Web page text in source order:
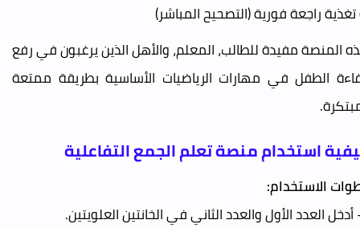
راجعة فورية (التصحيح المباشر)
المنصة مفيدة للطالب، المعلم، والأهل الذين يرغبون في رفع
الطفل في مهارات الرياضيات الأساسية بطريقة ممتعة
استخدام منصة تعلم الجمع التفاعلية
الاستخدام: